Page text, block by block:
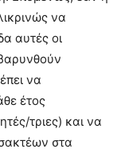
να
αυτές οι
να
έτος
τριες) και να
στα